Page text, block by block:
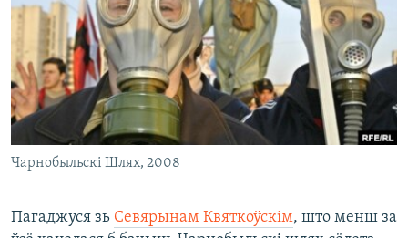
КУЛЬТУРА
КАЛЯНДАР
МОВА
НА ХВАЛЯХ СВАБОДЫ
Чарнобыльскі Шлях, 2008
Пагаджуся зь Севярынам Квяткоўскім, што менш за